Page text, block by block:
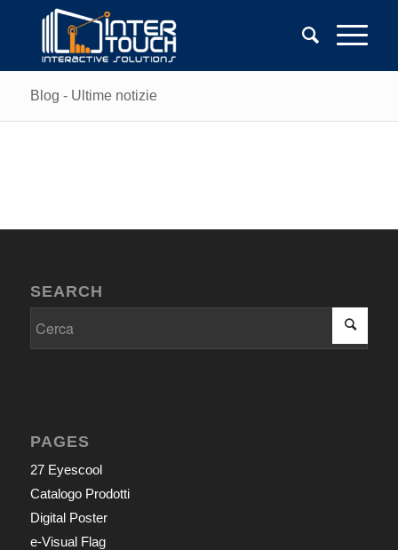
Blog - Ultime notizie
SEARCH
PAGES
27 Eyescool
Catalogo Prodotti
Digital Poster
e-Visual Flag